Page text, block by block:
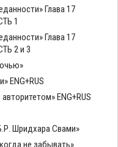
Глава 17
1
Глава 17
2 и 3
ENG+RUS
ENG+RUS
Шридхара Свами»
не забывать»